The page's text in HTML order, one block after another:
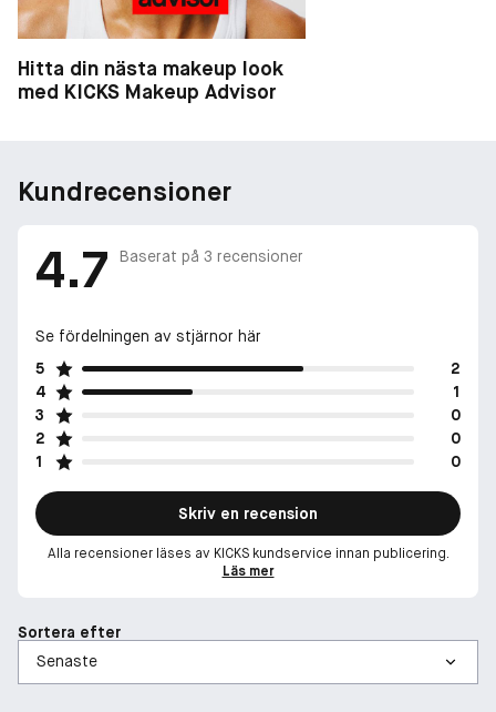
Hitta din nästa makeup look
med KICKS Makeup Advisor
Kundrecensioner
4.7 Baserat på 3 recensioner
Se fördelningen av stjärnor här
5
2
4
1
3
0
2
0
1
0
Skriv en recension
Alla recensioner läses av KICKS kundservice innan publicering.
Läs mer
Sortera efter